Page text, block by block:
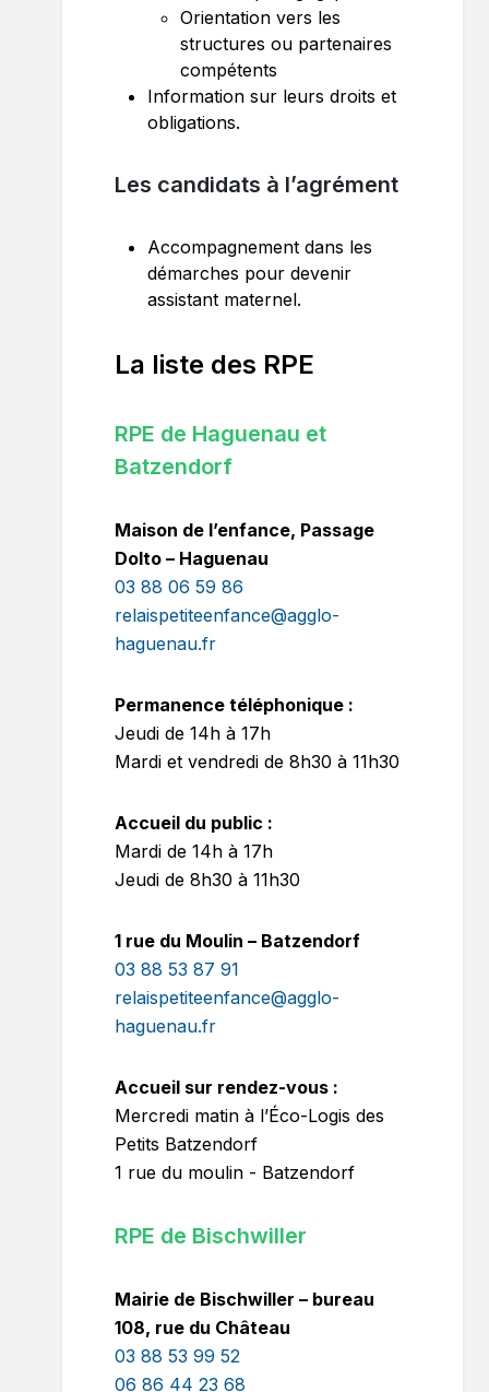
Orientation vers les
structures ou partenaires
compétents
Information sur leurs droits et
obligations.
Les candidats à l’agrément
Accompagnement dans les
démarches pour devenir
assistant maternel.
La liste des RPE
RPE de Haguenau et
Batzendorf
Maison de l’enfance, Passage
Dolto – Haguenau
03 88 06 59 86
relaispetiteenfance@agglo-
haguenau.fr
Permanence téléphonique :
Jeudi de 14h à 17h
Mardi et vendredi de 8h30 à 11h30
Accueil du public :
Mardi de 14h à 17h
Jeudi de 8h30 à 11h30
1 rue du Moulin – Batzendorf
03 88 53 87 91
relaispetiteenfance@agglo-
haguenau.fr
Accueil sur rendez-vous :
Mercredi matin à l’Éco-Logis des
Petits Batzendorf
1 rue du moulin - Batzendorf
RPE de Bischwiller
Mairie de Bischwiller – bureau
108, rue du Château
03 88 53 99 52
06 86 44 23 68